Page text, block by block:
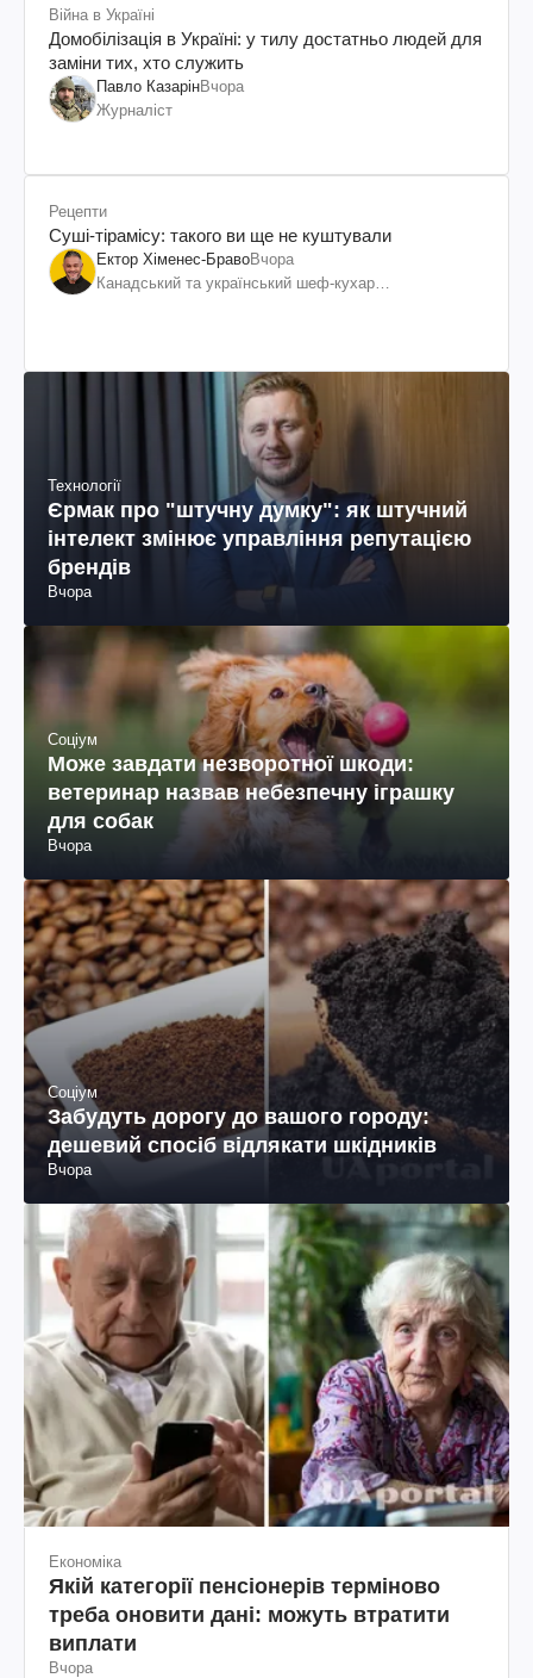
Війна в Україні
Домобілізація в Україні: у тилу достатньо людей для
заміни тих, хто служить
Павло КазарінВчора
Журналіст
Рецепти
Суші-тірамісу: такого ви ще не куштували
Ектор Хіменес-БравоВчора
Канадський та український шеф-кухар
Технології
Єрмак про "штучну думку": як штучний
інтелект змінює управління репутацією
брендів
Вчора
Соціум
Може завдати незворотної шкоди:
ветеринар назвав небезпечну іграшку
для собак
Вчора
Соціум
Забудуть дорогу до вашого городу:
дешевий спосіб відлякати шкідників
Вчора
Економіка
Якій категорії пенсіонерів терміново
треба оновити дані: можуть втратити
виплати
Вчора